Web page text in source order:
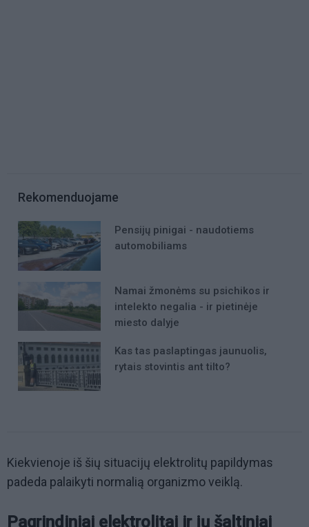
Rekomenduojame
Pensijų pinigai - naudotiems
automobiliams
Namai žmonėms su psichikos ir
intelekto negalia - ir pietinėje
miesto dalyje
Kas tas paslaptingas jaunuolis,
rytais stovintis ant tilto?
Kiekvienoje iš šių situacijų elektrolitų papildymas
padeda palaikyti normalią organizmo veiklą.
Pagrindiniai elektrolitai ir jų šaltiniai